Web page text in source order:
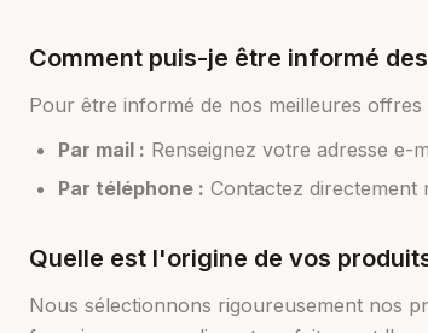
Comment puis-je être informé
Pour être informé de nos meilleures
Par mail : Renseignez votre adresse
Par téléphone : Contactez directement
Quelle est l'origine de vos
Nous sélectionnons rigoureusement nos